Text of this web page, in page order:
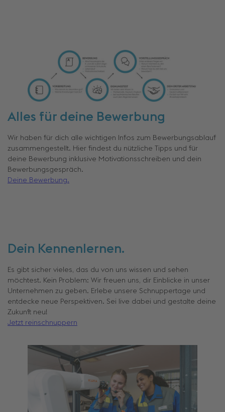
Alles für deine Bewerbung
Wir haben für dich alle wichtigen Infos zum Bewerbungsablauf
zusammengestellt. Hier findest du nützliche Tipps und für
deine Bewerbung inklusive Motivationsschreiben und dein
Bewerbungsgespräch.
Deine Bewerbung.
Dein Kennenlernen.
Es gibt sicher vieles, das du von uns wissen und sehen
möchtest. Kein Problem: Wir freuen uns, dir Einblicke in unser
Unternehmen zu geben. Erlebe unsere Schnuppertage und
entdecke neue Perspektiven. Sei live dabei und gestalte deine
Zukunft neu!
Jetzt reinschnuppern